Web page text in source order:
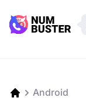
Android